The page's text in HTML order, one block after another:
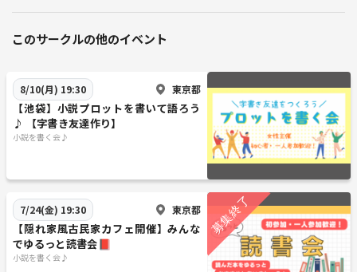
このサークルの他のイベント
8/10(月) 19:30 東京都
【池袋】小説プロットを書いて語ろう
♪ 【字書き友達作り】
小説を書く会♪
7/24(金) 19:30 東京都
【隠れ家風古民家カフェ開催】みんな
でゆるっと読書会📕
小説を書く会♪